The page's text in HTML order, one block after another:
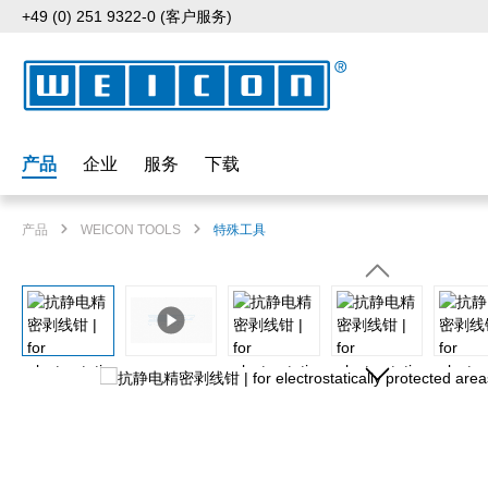
to main content
Skip to search
Skip to main navigation
+49 (0) 251 9322-0 (客户服务)
产品 企业 服务 下载
产品 WEICON TOOLS 特殊工具
Skip image gallery